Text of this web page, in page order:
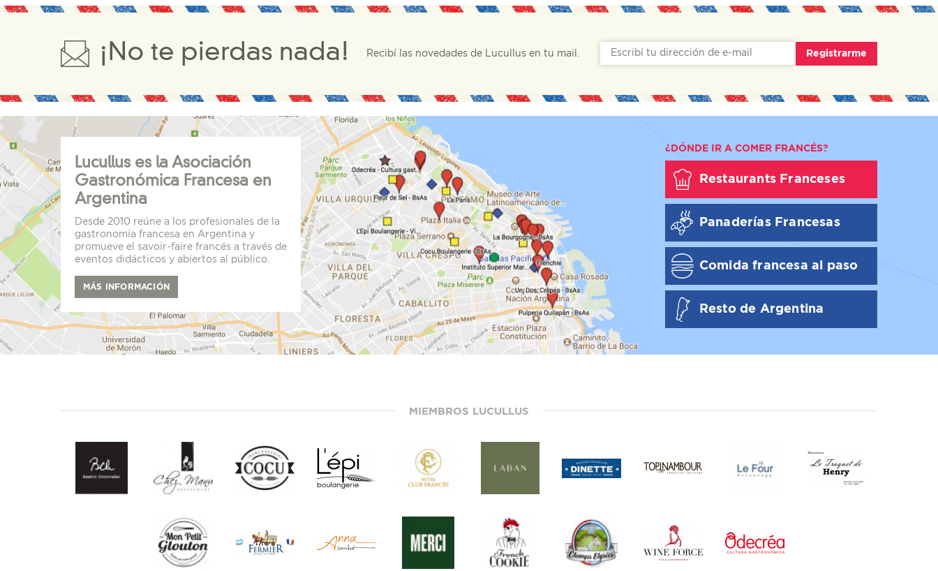
¡No te pierdas nada! Recibí las novedades de Lucullus en tu mail. Registrarme
Lucullus es la Asociación
Gastronómica Francesa en
Argentina
Desde 2010 reúne a los profesionales de la
gastronomía francesa en Argentina y
promueve el savoir-faire francés a través de
eventos didácticos y abiertos al público.
MÁS INFORMACIÓN
¿DÓNDE IR A COMER FRANCÉS?
Restaurants Franceses
Panaderías Francesas
Comida francesa al paso
Resto de Argentina
MIEMBROS LUCULLUS